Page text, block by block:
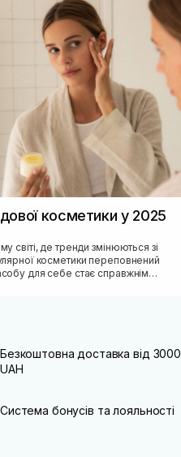
косметики у 2025
косметики переповнений
для себе стає справжнім
Безкоштовна доставка від 3000
UAH
Система бонусів та лояльності